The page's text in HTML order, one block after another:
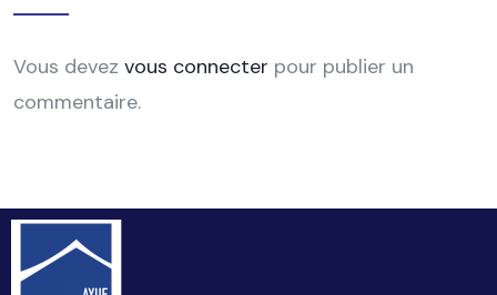
Vous devez vous connecter pour publier un
commentaire.